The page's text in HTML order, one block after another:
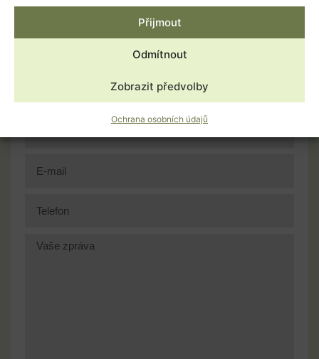
Přijmout
Odmítnout
Zobrazit předvolby
Ochrana osobních údajů
PŘEJÍT NA KONTAKT